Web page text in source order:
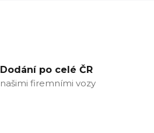
Dodání po celé ČR
našimi firemními vozy